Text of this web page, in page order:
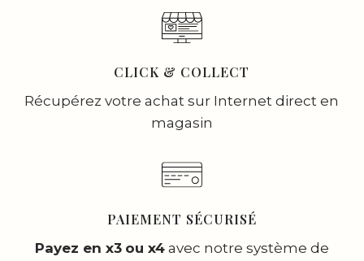
CLICK & COLLECT
Récupérez votre achat sur Internet direct en
magasin
PAIEMENT SÉCURISÉ
Payez en x3 ou x4avec notre système de